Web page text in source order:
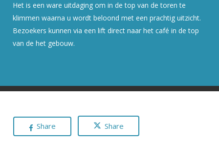
Het is een ware uitdaging om in de top van de toren te
klimmen waarna u wordt beloond met een prachtig uitzicht.
Bezoekers kunnen via een lift direct naar het café in de top
van de het gebouw.
Share Share